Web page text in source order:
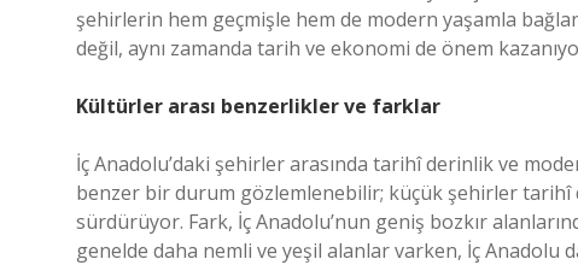
şehirlerin hem geçmişle hem de modern yaşamla
değil, aynı zamanda tarih ve ekonomi de önem
Kültürler arası benzerlikler ve farklar
İç Anadolu’daki şehirler arasında tarihî derinlik ve
benzer bir durum gözlemlenebilir; küçük şehirler
sürdürüyor. Fark, İç Anadolu’nun geniş bozkır
genelde daha nemli ve yeşil alanlar varken, İç Anadolu